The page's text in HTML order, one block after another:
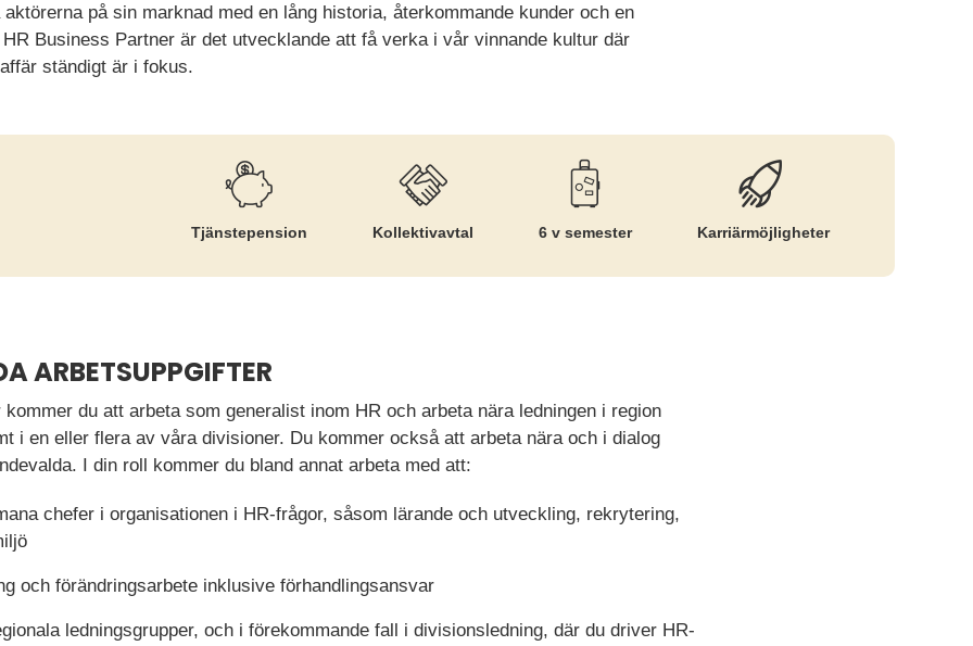
på sin marknad med en lång historia, återkommande kunder och en
Business Partner är det utvecklande att få verka i vår vinnande kultur där
ständigt är i fokus.
Tjänste­pension Kollektiv­avtal 6 v semester Karriär­möjligheter
ARBETSUPPGIFTER
du att arbeta som generalist inom HR och arbeta nära ledningen i region
i en eller flera av våra divisioner. Du kommer också att arbeta nära och i dialog
I din roll kommer du bland annat arbeta med att:
chefer i organisationen i HR-frågor, såsom lärande och utveckling, rekrytering,
och förändringsarbete inklusive förhandlingsansvar
ledningsgrupper, och i förekommande fall i divisionsledning, där du driver HR-